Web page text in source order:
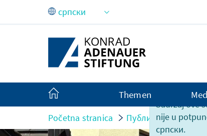
Skip to Main Content
Sadržaj ove
nije u
српски.
Themen
Početna stranica Публикације